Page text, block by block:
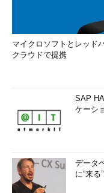
マイクロソフトとレッド
クラウドで提携
SAP
ケーシ
データ
に“来